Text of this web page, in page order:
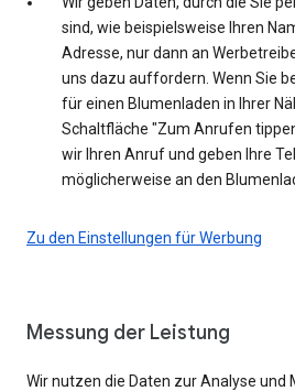
sind, wie beispielsweise Ihren
Adresse, nur dann an
uns dazu auffordern. Wenn Sie
für einen Blumenladen in Ihrer
Schaltfläche "Zum Anrufen
wir Ihren Anruf und geben Ihre
möglicherweise an den
Zu den Einstellungen für Werbung
Messung der Leistung
Wir nutzen die Daten zur Analyse und